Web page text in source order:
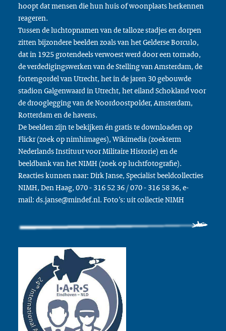
hoopt dat mensen die hun huis of woonplaats herkennen
reageren.
Tussen de luchtopnamen van de talloze stadjes en dorpen
zitten bijzondere beelden zoals van het Gelderse Borculo,
dat in 1925 grotendeels verwoest werd door een tornado,
de verdedigingswerken van de Stelling van Amsterdam, de
fortengordel van Utrecht, het in de jaren 30 gebouwde
stadion Galgenwaard in Utrecht, het eiland Schokland voor
de drooglegging van de Noordoostpolder, Amsterdam,
Rotterdam en de havens.
De beelden zijn te bekijken én gratis te downloaden op
Flickr (zoek op nimhimages), Wikimedia (zoekterm
Nederlands Instituut voor Militaire Historie) en de
beeldbank van het NIMH (zoek op luchtfotografie).
Reacties kunnen naar: Dirk Janse, Specialist beeldcollecties
NIMH, Den Haag, 070 - 316 52 36 / 070 - 316 58 36, e-
mail: ds.janse@mindef.nl. Foto’s: uit collectie NIMH